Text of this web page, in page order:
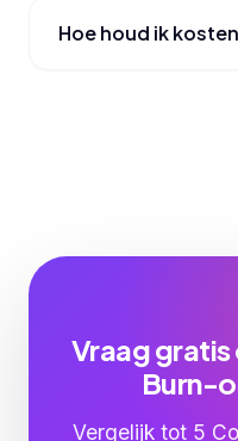
Hoe houd ik
Vraag
Burn-
Vergelijk tot 5